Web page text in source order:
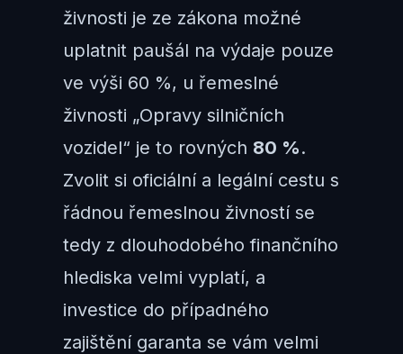
živnosti je ze zákona možné
uplatnit paušál na výdaje pouze
ve výši 60 %, u řemeslné
živnosti „Opravy silničních
vozidel“ je to rovných 80 %.
Zvolit si oficiální a legální cestu s
řádnou řemeslnou živností se
tedy z dlouhodobého finančního
hlediska velmi vyplatí, a
investice do případného
zajištění garanta se vám velmi